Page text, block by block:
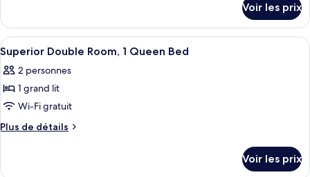
Triple
Supérieure,
non-
fumeurs
(2
Single
Beds
and
le
type
de
chambre
Chambre
Triple
non-
fumeurs
(2
and
Voir les prix
Afficher
toutes
les
photos
pour
ce
chambre :
Une chambre d’hôtel comprenant
12
Superior Double Room, 1 Queen Bed
2 personnes
1 grand lit
Wi-Fi gratuit
Plus de détails
Plus
Voir les prix